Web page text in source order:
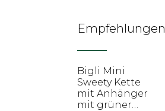
Empfehlungen
Bigli Mini
Sweety Kette
mit Anhänger
mit grüner